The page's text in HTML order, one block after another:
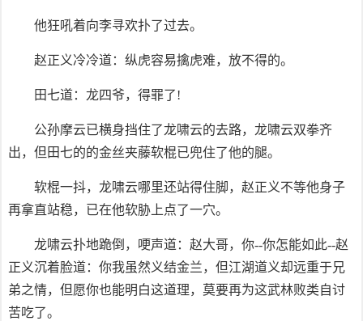
他狂吼着向李寻欢扑了过去。
赵正义冷冷道：纵虎容易擒虎难，放不得的。
田七道：龙四爷，得罪了!
公孙摩云已横身挡住了龙啸云的去路，龙啸云双拳齐
出，但田七的的金丝夹藤软棍已兜住了他的腿。
软棍一抖，龙啸云哪里还站得住脚，赵正义不等他身子
再拿直站稳，已在他软胁上点了一穴。
龙啸云扑地跪倒，哽声道：赵大哥，你--你怎能如此--赵
正义沉着脸道：你我虽然义结金兰，但江湖道义却远重于兄
弟之情，但愿你也能明白这道理，莫要再为这武林败类自讨
苦吃了。